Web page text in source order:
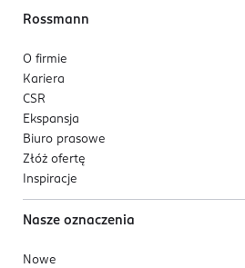
Rossmann
O firmie
Kariera
CSR
Ekspansja
Biuro prasowe
Złóż ofertę
Inspiracje
Nasze oznaczenia
Nowe